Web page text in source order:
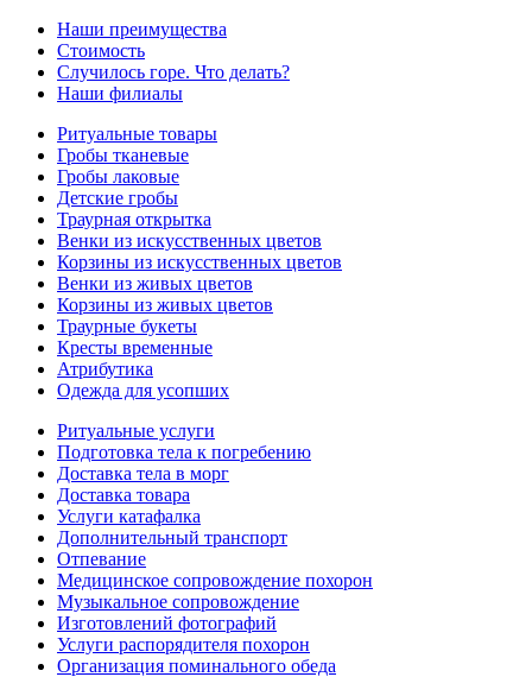
Наши преимущества
Стоимость
Случилось горе. Что делать?
Наши филиалы
Ритуальные товары
Гробы тканевые
Гробы лаковые
Детские гробы
Траурная открытка
Венки из искусственных цветов
Корзины из искусственных цветов
Венки из живых цветов
Корзины из живых цветов
Траурные букеты
Кресты временные
Атрибутика
Одежда для усопших
Ритуальные услуги
Подготовка тела к погребению
Доставка тела в морг
Доставка товара
Услуги катафалка
Дополнительный транспорт
Отпевание
Медицинское сопровождение похорон
Музыкальное сопровождение
Изготовлений фотографий
Услуги распорядителя похорон
Организация поминального обеда